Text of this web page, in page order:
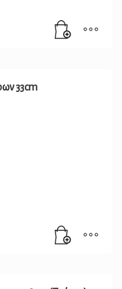
33cm